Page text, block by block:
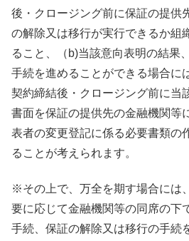
後・クロージング前に保証の提供
の解除又は移行が実行できるか組
ること、（b)当該意向表明の結果
手続を進めることができる場合に
契約締結後・クロージング前に当
書面を保証の提供先の金融機関等
表者の変更登記に係る必要書類の
ることが考えられます。
※その上で、万全を期す場合には
要に応じて金融機関等の同席の下
手続、保証の解除又は移行の手続